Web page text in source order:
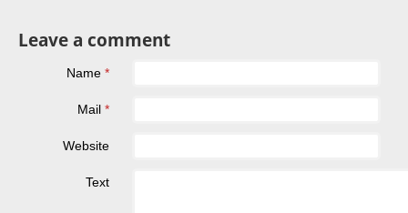
Leave a comment
Name *
Mail *
Website
Text